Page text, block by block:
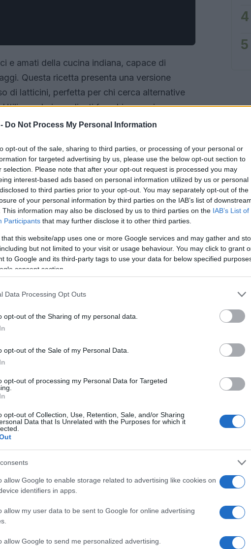
Do Not Process My Personal Information
opt-out of the sale, sharing to third parties, or processing of your personal or
for targeted advertising by us, please use the below opt-out section to
selection. Please note that after your opt-out request is processed you may
interest-based ads based on personal information utilized by us or personal
to third parties prior to your opt-out. You may separately opt-out of the
of your personal information by third parties on the IAB’s list of
This information may also be disclosed by us to third parties on the IAB’s List of
Participants that may further disclose it to other third parties.
that this website/app uses one or more Google services and may gather and
but not limited to your visit or usage behaviour. You may click to grant
to Google and its third-party tags to use your data for below specified
consent section.
Data Processing Opt Outs
opt-out of the Sharing of my personal data.
opt-out of the Sale of my Personal Data.
opt-out of processing my Personal Data for Targeted
opt-out of Collection, Use, Retention, Sale, and/or Sharing
Data that Is Unrelated with the Purposes for which it
allow Google to enable storage related to advertising like cookies on
identifiers in apps.
allow my user data to be sent to Google for online advertising
allow Google to send me personalized advertising.
e amati della cucina indiana, capace di
Questa ricetta presenta una versione
di latticini, perfetta per chi cerca alternative
ingredienti freschi e spezie
sapori che porta direttamente in India.
240 g di anacardi, 240 g di acqua.
verde, 1 cucchiaino di curcuma, 1
cucchiai d’olio, 1 bicchiere di vino bianco, 2
frutta secca
e gli anacardi in acqua fredda per 12 ore.
la frutta secca più morbida e facile da
gli ingredienti e trasferiteli in un frullatore.
a ottenere una crema liscia. Se la consistenza
per una crema più fine. Conservate 240 g
4
5